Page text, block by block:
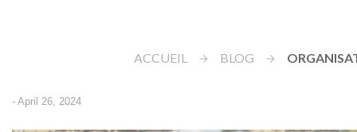
ACCUEIL BLOG
- April 26, 2024